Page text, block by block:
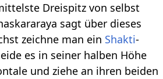
Dreispitz von selbst
sagt über dieses
zeichne man ein Shakti-
es in seiner halben Höhe
und ziehe an ihren beiden